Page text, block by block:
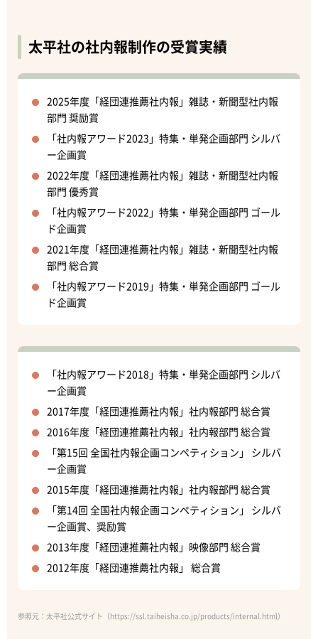
太平社の社内報制作の受賞実績
2025年度「経団連推薦社内報」雑誌・新聞型社内報
部門 奨励賞
「社内報アワード2023」特集・単発企画部門 シルバ
ー企画賞
2022年度「経団連推薦社内報」雑誌・新聞型社内報
部門 優秀賞
「社内報アワード2022」特集・単発企画部門 ゴール
ド企画賞
2021年度「経団連推薦社内報」雑誌・新聞型社内報
部門 総合賞
「社内報アワード2019」特集・単発企画部門 ゴール
ド企画賞
「社内報アワード2018」特集・単発企画部門 シルバ
ー企画賞
2017年度「経団連推薦社内報」社内報部門 総合賞
2016年度「経団連推薦社内報」社内報部門 総合賞
「第15回 全国社内報企画コンペティション」 シルバ
ー企画賞
2015年度「経団連推薦社内報」社内報部門 総合賞
「第14回 全国社内報企画コンペティション」 シルバ
ー企画賞、奨励賞
2013年度「経団連推薦社内報」映像部門 総合賞
2012年度「経団連推薦社内報」 総合賞
参照元：太平社公式サイト（https://ssl.taiheisha.co.jp/products/internal.html）